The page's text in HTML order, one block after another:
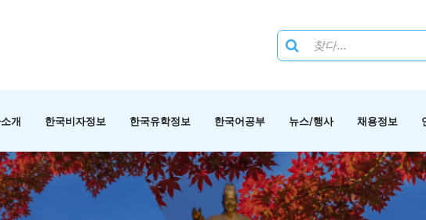
개 한국비자정보 한국유학정보 한국어공부 뉴스/행사 채용정보